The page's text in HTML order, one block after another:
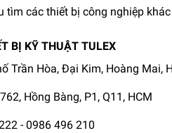
tìm các thiết bị công nghiệp
BỊ KỸ THUẬT TULEX
Trần Hòa, Đại Kim, Hoàng Mai,
Hồng Bàng, P1, Q11, HCM
- 0986 496 210